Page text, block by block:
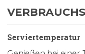
Serviertemperatur